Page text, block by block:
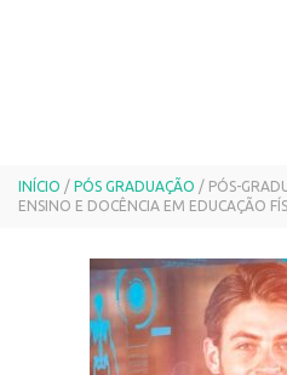
INÍCIO / PÓS GRADUAÇÃO / PÓS-
ENSINO E DOCÊNCIA EM EDUCAÇÃO